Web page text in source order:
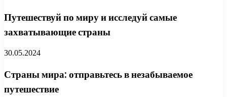
Путешествуй по миру и исследуй самые
захватывающие страны
30.05.2024
Страны мира: отправьтесь в незабываемое
путешествие